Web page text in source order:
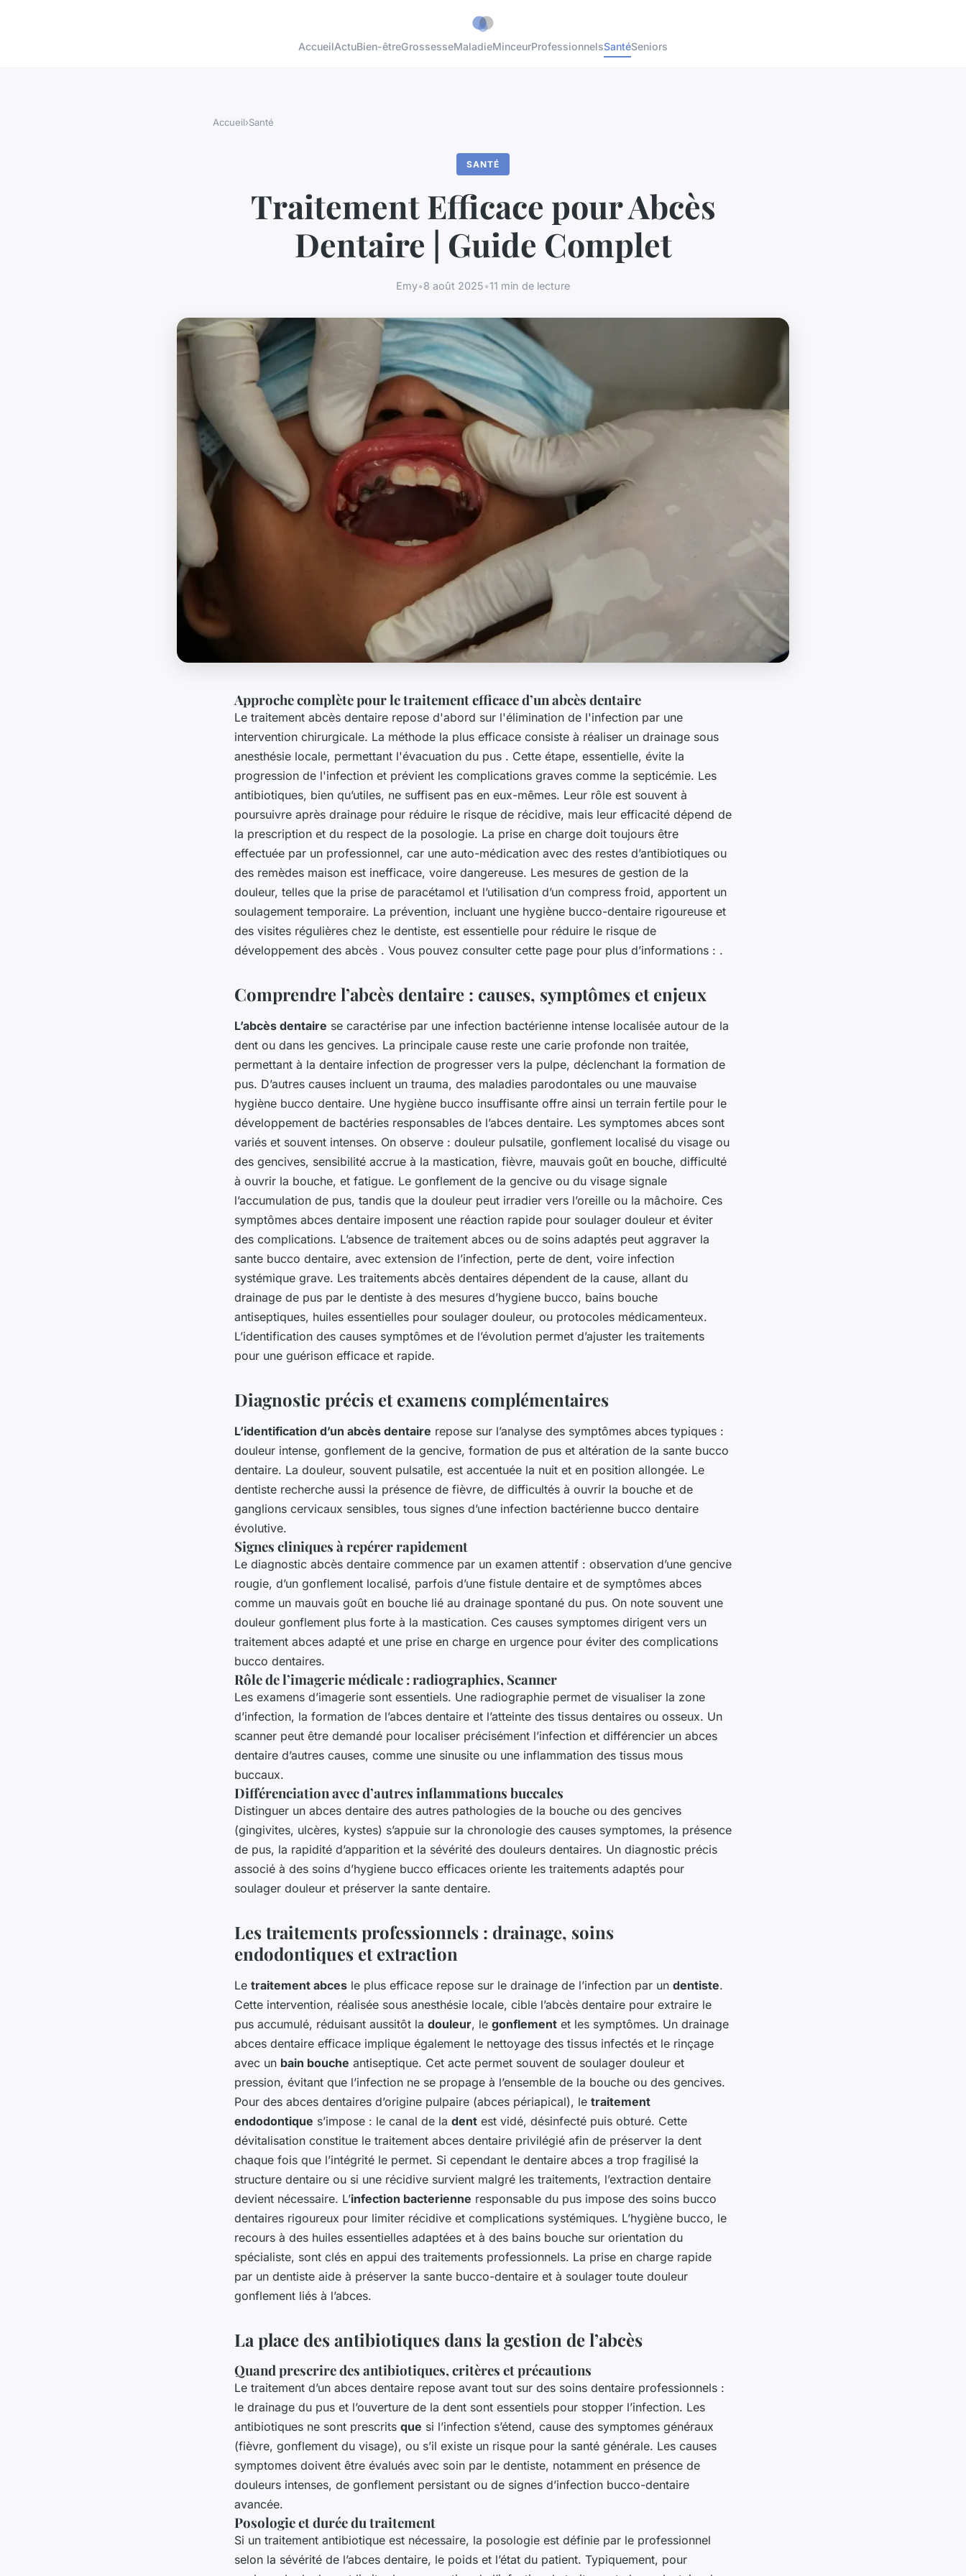
AccueilActuBien-êtreGrossesseMaladieMinceurProfessionnelsSantéSeniors
Accueil›Santé
SANTÉ
Traitement Efficace pour Abcès
Dentaire | Guide Complet
Emy•8 août 2025•11 min de lecture
Approche complète pour le traitement efficace d’un abcès dentaire
Le traitement abcès dentaire repose d'abord sur l'élimination de l'infection par une
intervention chirurgicale. La méthode la plus efficace consiste à réaliser un drainage sous
anesthésie locale, permettant l'évacuation du pus . Cette étape, essentielle, évite la
progression de l'infection et prévient les complications graves comme la septicémie. Les
antibiotiques, bien qu’utiles, ne suffisent pas en eux-mêmes. Leur rôle est souvent à
poursuivre après drainage pour réduire le risque de récidive, mais leur efficacité dépend de
la prescription et du respect de la posologie. La prise en charge doit toujours être
effectuée par un professionnel, car une auto-médication avec des restes d’antibiotiques ou
des remèdes maison est inefficace, voire dangereuse. Les mesures de gestion de la
douleur, telles que la prise de paracétamol et l’utilisation d’un compress froid, apportent un
soulagement temporaire. La prévention, incluant une hygiène bucco-dentaire rigoureuse et
des visites régulières chez le dentiste, est essentielle pour réduire le risque de
développement des abcès . Vous pouvez consulter cette page pour plus d’informations : .
Comprendre l’abcès dentaire : causes, symptômes et enjeux
L’abcès dentaire se caractérise par une infection bactérienne intense localisée autour de la
dent ou dans les gencives. La principale cause reste une carie profonde non traitée,
permettant à la dentaire infection de progresser vers la pulpe, déclenchant la formation de
pus. D’autres causes incluent un trauma, des maladies parodontales ou une mauvaise
hygiène bucco dentaire. Une hygiène bucco insuffisante offre ainsi un terrain fertile pour le
développement de bactéries responsables de l’abces dentaire. Les symptomes abces sont
variés et souvent intenses. On observe : douleur pulsatile, gonflement localisé du visage ou
des gencives, sensibilité accrue à la mastication, fièvre, mauvais goût en bouche, difficulté
à ouvrir la bouche, et fatigue. Le gonflement de la gencive ou du visage signale
l’accumulation de pus, tandis que la douleur peut irradier vers l’oreille ou la mâchoire. Ces
symptômes abces dentaire imposent une réaction rapide pour soulager douleur et éviter
des complications. L’absence de traitement abces ou de soins adaptés peut aggraver la
sante bucco dentaire, avec extension de l’infection, perte de dent, voire infection
systémique grave. Les traitements abcès dentaires dépendent de la cause, allant du
drainage de pus par le dentiste à des mesures d’hygiene bucco, bains bouche
antiseptiques, huiles essentielles pour soulager douleur, ou protocoles médicamenteux.
L’identification des causes symptômes et de l’évolution permet d’ajuster les traitements
pour une guérison efficace et rapide.
Diagnostic précis et examens complémentaires
L’identification d’un abcès dentaire repose sur l’analyse des symptômes abces typiques :
douleur intense, gonflement de la gencive, formation de pus et altération de la sante bucco
dentaire. La douleur, souvent pulsatile, est accentuée la nuit et en position allongée. Le
dentiste recherche aussi la présence de fièvre, de difficultés à ouvrir la bouche et de
ganglions cervicaux sensibles, tous signes d’une infection bactérienne bucco dentaire
évolutive.
Signes cliniques à repérer rapidement
Le diagnostic abcès dentaire commence par un examen attentif : observation d’une gencive
rougie, d’un gonflement localisé, parfois d’une fistule dentaire et de symptômes abces
comme un mauvais goût en bouche lié au drainage spontané du pus. On note souvent une
douleur gonflement plus forte à la mastication. Ces causes symptomes dirigent vers un
traitement abces adapté et une prise en charge en urgence pour éviter des complications
bucco dentaires.
Rôle de l’imagerie médicale : radiographies, Scanner
Les examens d’imagerie sont essentiels. Une radiographie permet de visualiser la zone
d’infection, la formation de l’abces dentaire et l’atteinte des tissus dentaires ou osseux. Un
scanner peut être demandé pour localiser précisément l’infection et différencier un abces
dentaire d’autres causes, comme une sinusite ou une inflammation des tissus mous
buccaux.
Différenciation avec d’autres inflammations buccales
Distinguer un abces dentaire des autres pathologies de la bouche ou des gencives
(gingivites, ulcères, kystes) s’appuie sur la chronologie des causes symptomes, la présence
de pus, la rapidité d’apparition et la sévérité des douleurs dentaires. Un diagnostic précis
associé à des soins d’hygiene bucco efficaces oriente les traitements adaptés pour
soulager douleur et préserver la sante dentaire.
Les traitements professionnels : drainage, soins
endodontiques et extraction
Le traitement abces le plus efficace repose sur le drainage de l’infection par un dentiste.
Cette intervention, réalisée sous anesthésie locale, cible l’abcès dentaire pour extraire le
pus accumulé, réduisant aussitôt la douleur, le gonflement et les symptômes. Un drainage
abces dentaire efficace implique également le nettoyage des tissus infectés et le rinçage
avec un bain bouche antiseptique. Cet acte permet souvent de soulager douleur et
pression, évitant que l’infection ne se propage à l’ensemble de la bouche ou des gencives.
Pour des abces dentaires d’origine pulpaire (abces périapical), le traitement
endodontique s’impose : le canal de la dent est vidé, désinfecté puis obturé. Cette
dévitalisation constitue le traitement abces dentaire privilégié afin de préserver la dent
chaque fois que l’intégrité le permet. Si cependant le dentaire abces a trop fragilisé la
structure dentaire ou si une récidive survient malgré les traitements, l’extraction dentaire
devient nécessaire. L’infection bacterienne responsable du pus impose des soins bucco
dentaires rigoureux pour limiter récidive et complications systémiques. L’hygiène bucco, le
recours à des huiles essentielles adaptées et à des bains bouche sur orientation du
spécialiste, sont clés en appui des traitements professionnels. La prise en charge rapide
par un dentiste aide à préserver la sante bucco-dentaire et à soulager toute douleur
gonflement liés à l’abces.
La place des antibiotiques dans la gestion de l’abcès
Quand prescrire des antibiotiques, critères et précautions
Le traitement d’un abces dentaire repose avant tout sur des soins dentaire professionnels :
le drainage du pus et l’ouverture de la dent sont essentiels pour stopper l’infection. Les
antibiotiques ne sont prescrits que si l’infection s’étend, cause des symptomes généraux
(fièvre, gonflement du visage), ou s’il existe un risque pour la santé générale. Les causes
symptomes doivent être évalués avec soin par le dentiste, notamment en présence de
douleurs intenses, de gonflement persistant ou de signes d’infection bucco-dentaire
avancée.
Posologie et durée du traitement
Si un traitement antibiotique est nécessaire, la posologie est définie par le professionnel
selon la sévérité de l’abces dentaire, le poids et l’état du patient. Typiquement, pour